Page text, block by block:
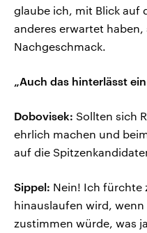
glaube ich, mit Blick auf
anderes erwartet
Nachgeschmack.
„Auch das hinterlässt
Dobovisek: Sollten sich
ehrlich machen und
auf die
Sippel: Nein! Ich fürchte
hinauslaufen wird, wenn
zustimmen würde, was